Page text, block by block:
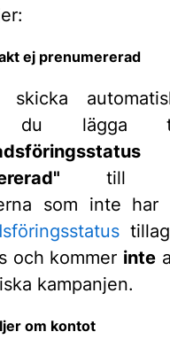
ej prenumererad
du lägga
" till
som inte har
och kommer inte
kampanjen.
om kontot